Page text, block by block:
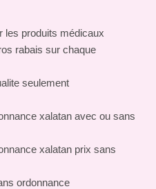
les produits médicaux
rabais sur chaque
seulement
xalatan avec ou sans
xalatan prix sans
ordonnance